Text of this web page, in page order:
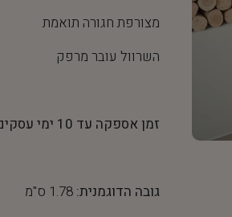
מצורפת חגורה תואמת
השרוול עובר מרפק
זמן אספקה עד 10 ימי עסקים
גובה הדוגמנית:1.78 ס"מ